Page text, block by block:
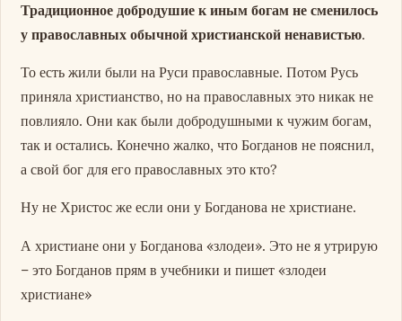
Традиционное добродушие к иным богам не сменилось
у православных обычной христианской ненавистью.
То есть жили были на Руси православные. Потом Русь
приняла христианство, но на православных это никак не
повлияло. Они как были добродушными к чужим богам,
так и остались. Конечно жалко, что Богданов не пояснил,
а свой бог для его православных это кто?
Ну не Христос же если они у Богданова не христиане.
А христиане они у Богданова «злодеи». Это не я утрирую
– это Богданов прям в учебники и пишет «злодеи
христиане»